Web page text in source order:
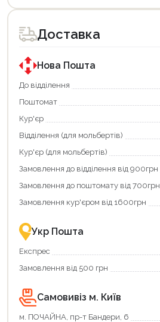
товар
для
покупки
державною
програмою
єКнига.
Використовуйте
карту
щоб
зекономити
та
отримати
переваги!
картою
єКнига
–
зручно
та
товар
для
покупки
державною
програмою
«Національний
кешбек».
покупку
«Національний
кешбек»
та
отримуйте
повернення
Економте
більше
разом
державною
підтримкою!
Доставка
Нова Пошта
До відділення
Поштомат
Кур'єр
Відділення (для мольбертів)
Кур'єр (для мольбертів)
Замовлення до відділення від 900грн
Замовлення до поштомату від 700грн
Замовлення кур'єром від 1600грн
Укр Пошта
Експрес
Замовлення від 500 грн
Самовивіз м. Київ
м. ПОЧАЙНА, пр-т Бандери, 6